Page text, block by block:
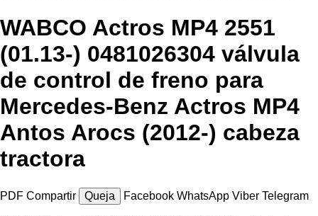
WABCO Actros MP4 2551
(01.13-) 0481026304 válvula
de control de freno para
Mercedes-Benz Actros MP4
Antos Arocs (2012-) cabeza
tractora
PDF Compartir Queja Facebook WhatsApp Viber Telegram